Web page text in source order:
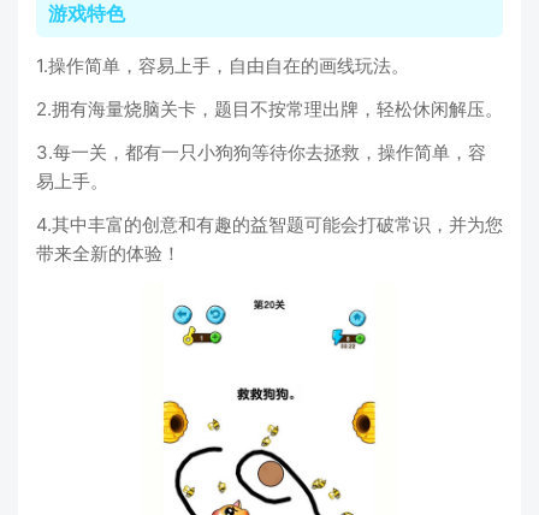
游戏特色
1.操作简单，容易上手，自由自在的画线玩法。
2.拥有海量烧脑关卡，题目不按常理出牌，轻松休闲解压。
3.每一关，都有一只小狗狗等待你去拯救，操作简单，容
易上手。
4.其中丰富的创意和有趣的益智题可能会打破常识，并为您
带来全新的体验！